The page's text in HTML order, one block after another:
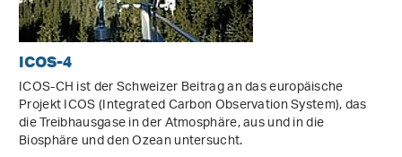
ICOS-4
ICOS-CH ist der Schweizer Beitrag an das europäische
Projekt ICOS (Integrated Carbon Observation System), das
die Treibhausgase in der Atmosphäre, aus und in die
Biosphäre und den Ozean untersucht.